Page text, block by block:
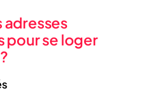
adresses
pour se loger